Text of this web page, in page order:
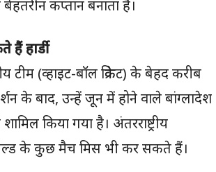
कप्तान बनाता है।
हार्डी
टीम (व्हाइट-बॉल क्रिकेट) के बेहद करीब
के बाद, उन्हें जून में होने वाले बांग्लादेश
किया गया है। अंतरराष्ट्रीय
के कुछ मैच मिस भी कर सकते हैं।